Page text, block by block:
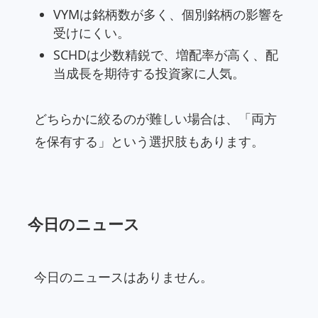
VYMは銘柄数が多く、個別銘柄の影響を
受けにくい。
SCHDは少数精鋭で、増配率が高く、配
当成長を期待する投資家に人気。
どちらかに絞るのが難しい場合は、「両方
を保有する」という選択肢もあります。
今日のニュース
今日のニュースはありません。